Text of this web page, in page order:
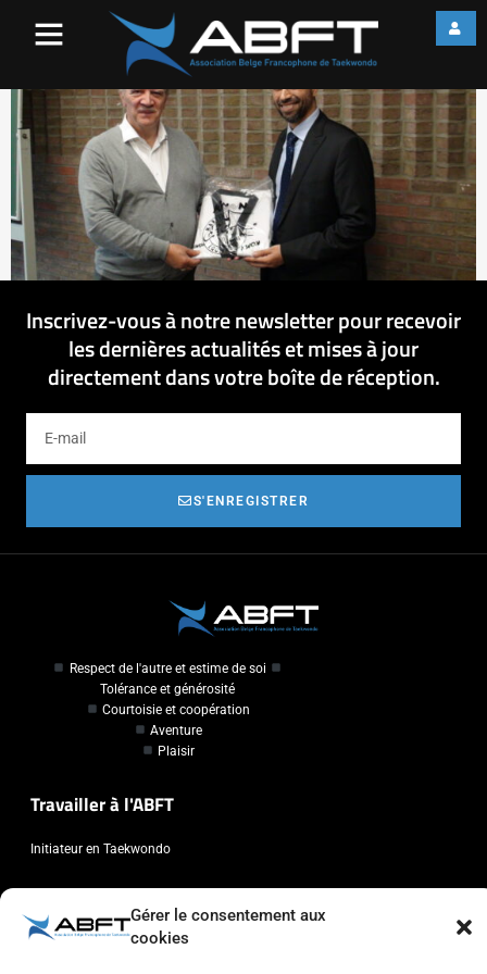
Gérer le consentement aux
cookies
Inscrivez-vous à notre newsletter pour recevoir
les dernières actualités et mises à jour
directement dans votre boîte de réception.
S'ENREGISTRER
Respect de l'autre et estime de soi
Tolérance et générosité
Courtoisie et coopération
Aventure
Plaisir
Travailler à l'ABFT
Initiateur en Taekwondo
Association Belge Francophone de Taekwondo